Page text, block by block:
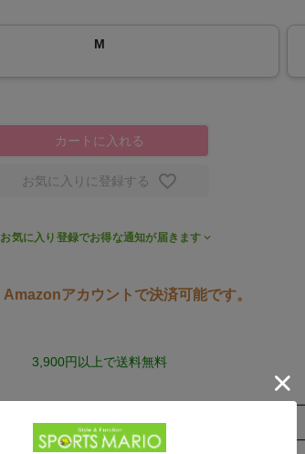
M
カートに入れる
お気に入りに登録する
お気に入り登録でお得な通知が届きます
Amazonアカウントで決済可能です。
3,900円以上で送料無料
取扱店舗一覧